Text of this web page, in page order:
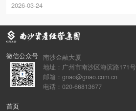
2026-03-24
微信公众号 南沙金融大厦
地址：广州市南沙区海滨路171号
邮箱：gnao@gnao.com.cn
电话：020-66813677
首页